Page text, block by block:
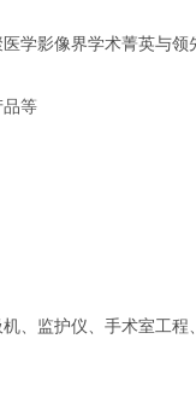
学影像界学术菁英与
品等
、监护仪、手术室工程